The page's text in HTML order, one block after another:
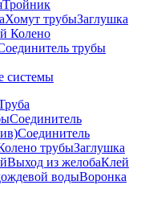
Тройник
Хомут трубыЗаглушка
Колено
трубы
системы
Соединитель
Соединитель
трубыЗаглушка
Выход из желобаКлей
водыВоронка